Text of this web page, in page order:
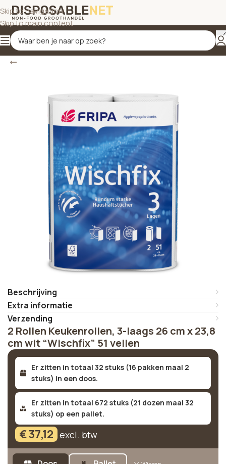
Skip to navigation
Skip to main content
Terug Home/Schoonmaakproducten/Keukenpapier
Beschrijving
Extra informatie
Verzending
2 Rollen Keukenrollen, 3-laags 26 cm x 23,8
cm wit “Wischfix” 51 vellen
Er zitten in totaal 32 stuks (16 pakken maal 2
stuks) in een doos.
Er zitten in totaal 672 stuks (21 dozen maal 32
stuks) op een pallet.
€37,12 excl. btw
Alternative: